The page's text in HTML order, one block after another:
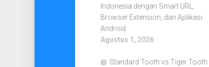
Indonesia dengan Smart URL,
Browser Extension, dan Aplikasi
Android
Agustus 1, 2026
Standard Tooth vs Tiger Tooth